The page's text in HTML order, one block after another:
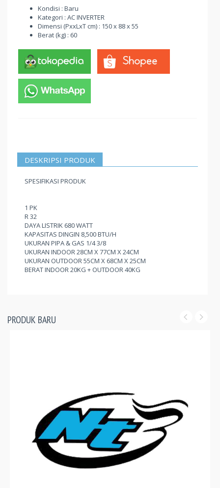
Kondisi : Baru
Kategori : AC INVERTER
Dimensi (PxxLxT cm) : 150 x 88 x 55
Berat (kg) : 60
DESKRIPSI PRODUK
SPESIFIKASI PRODUK
1 PK
R 32
DAYA LISTRIK 680 WATT
KAPASITAS DINGIN 8,500 BTU/H
UKURAN PIPA & GAS 1/4 3/8
UKURAN INDOOR 28CM X 77CM X 24CM
UKURAN OUTDOOR 55CM X 68CM X 25CM
BERAT INDOOR 20KG + OUTDOOR 40KG
PRODUK BARU